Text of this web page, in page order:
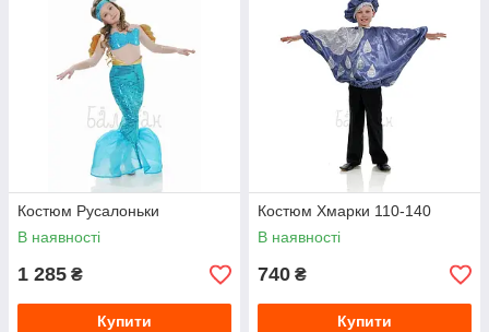
Костюм Русалоньки
В наявності
1 285 ₴
Купити
Костюм Хмарки 110-140
В наявності
740 ₴
Купити